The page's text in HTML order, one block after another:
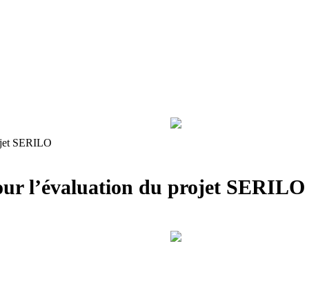
SERILO
l’évaluation du projet SERILO